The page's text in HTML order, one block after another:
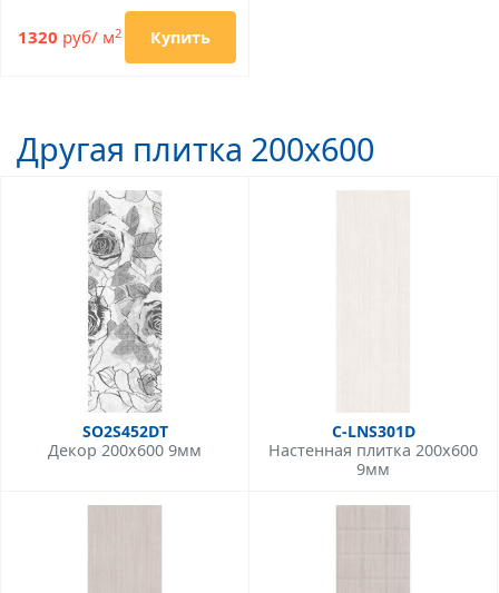
1320 руб/ м2 Купить
Другая плитка 200x600
SO2S452DT
Декор 200x600 9мм
C-LNS301D
Настенная плитка 200x600
9мм